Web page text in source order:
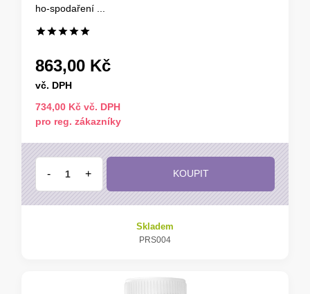
ho-spodaření ...
863,00 Kč
vč. DPH
734,00 Kč vč. DPH
pro reg. zákazníky
- + KOUPIT
Skladem
PRS004